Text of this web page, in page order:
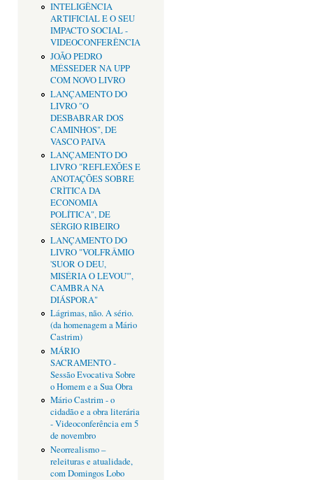
INTELIGÊNCIA
ARTIFICIAL E O SEU
IMPACTO SOCIAL -
VIDEOCONFERÊNCIA
JOÃO PEDRO
MÉSSEDER NA UPP
COM NOVO LIVRO
LANÇAMENTO DO
LIVRO "O
DESBABRAR DOS
CAMINHOS", DE
VASCO PAIVA
LANÇAMENTO DO
LIVRO "REFLEXÕES E
ANOTAÇÕES SOBRE
CRÌTICA DA
ECONOMIA
POLÍTICA", DE
SÉRGIO RIBEIRO
LANÇAMENTO DO
LIVRO "VOLFRÂMIO
'SUOR O DEU,
MISÉRIA O LEVOU'",
CAMBRA NA
DIÁSPORA"
Lágrimas, não. A sério.
(da homenagem a Mário
Castrim)
MÁRIO
SACRAMENTO -
Sessão Evocativa Sobre
o Homem e a Sua Obra
Mário Castrim - o
cidadão e a obra literária
- Videoconferência em 5
de novembro
Neorrealismo –
releituras e atualidade,
com Domingos Lobo